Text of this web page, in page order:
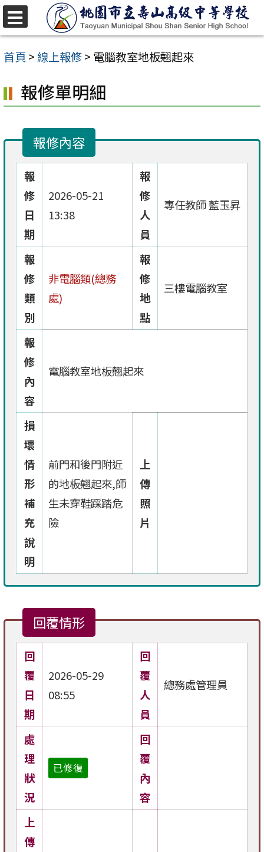
跳
至
主
內
容
首頁 >線上報修> 電腦教室地板翹起來
報修單明細
報修內容
報
修
日
期
2026-05-21
13:38
報
修
人
員
專任教師 藍玉昇
報
修
類
別
非電腦類(總務
處)
報
修
地
點
三樓電腦教室
報
修
內
容
電腦教室地板翹起來
損
壞
情
形
補
充
說
明
前門和後門附近
的地板翹起來,師
生未穿鞋踩踏危
險
上
傳
照
片
回覆情形
回
覆
日
期
2026-05-29
08:55
回
覆
人
員
總務處管理員
處
理
狀
況
已修復
回
覆
內
容
上
傳
選
單